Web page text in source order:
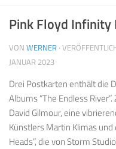
Pink Floyd Infinity
VON WERNER ·
JANUAR 2023
Drei Postkarten enthält die
Albums “The Endless
David Gilmour, eine
Künstlers Martin Klimas
Heads”, die von Storm